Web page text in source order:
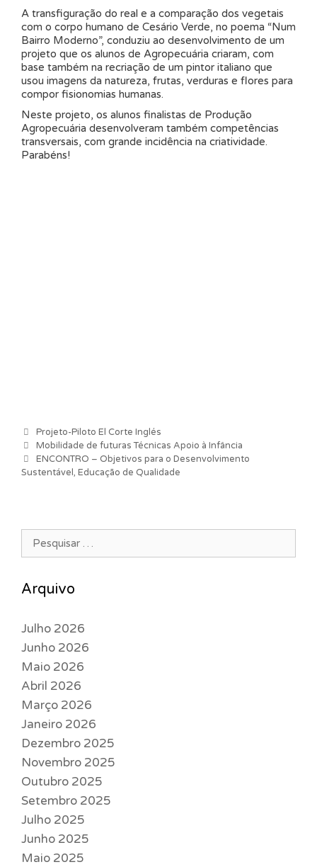
A transfiguração do real e a comparação dos vegetais
com o corpo humano de Cesário Verde, no poema “Num
Bairro Moderno”, conduziu ao desenvolvimento de um
projeto que os alunos de Agropecuária criaram, com
base também na recriação de um pintor italiano que
usou imagens da natureza, frutas, verduras e flores para
compor fisionomias humanas.
Neste projeto, os alunos finalistas de Produção
Agropecuária desenvolveram também competências
transversais, com grande incidência na criatividade.
Parabéns!
Categorias
Projeto-Piloto El Corte Inglés
Navegação de artigos
Mobilidade de futuras Técnicas Apoio à Infância
ENCONTRO – Objetivos para o Desenvolvimento
Sustentável, Educação de Qualidade
Pesquisar por:
Arquivo
Julho 2026
Junho 2026
Maio 2026
Abril 2026
Março 2026
Janeiro 2026
Dezembro 2025
Novembro 2025
Outubro 2025
Setembro 2025
Julho 2025
Junho 2025
Maio 2025